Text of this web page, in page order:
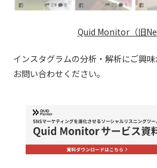
Quid Monitor（旧
インスタグラムの分析・解析にご興
お問い合わせください。